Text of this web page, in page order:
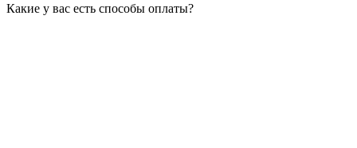
Какие у вас есть способы оплаты?